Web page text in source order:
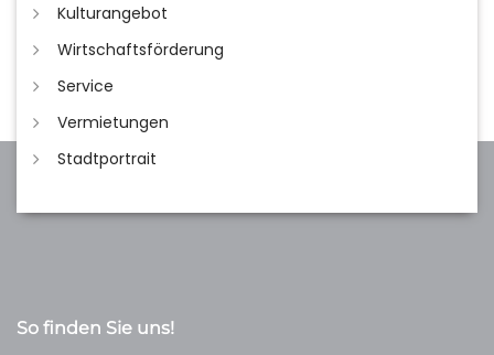
Kulturangebot
Wirtschaftsförderung
Service
Vermietungen
Stadtportrait
So finden Sie uns!